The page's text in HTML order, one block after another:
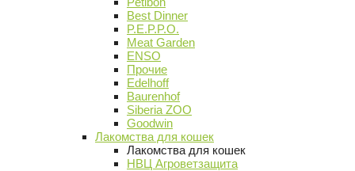
Best Dinner
P.E.P.P.O.
Meat Garden
ENSO
Прочие
Edelhoff
Baurenhof
Siberia ZOO
Goodwin
Лакомства для кошек
Лакомства для кошек
НВЦ Агроветзащита